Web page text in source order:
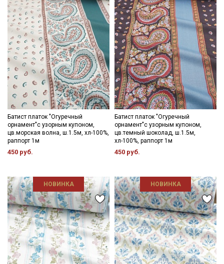
Батист платок "Огуречный
орнамент"с узорным купоном,
цв.морская волна, ш.1.5м, хл-100%,
раппорт 1м
450 руб.
Батист платок "Огуречный
орнамент"с узорным купоном,
цв.темный шоколад, ш.1.5м,
хл-100%, раппорт 1м
450 руб.
НОВИНКА НОВИНКА